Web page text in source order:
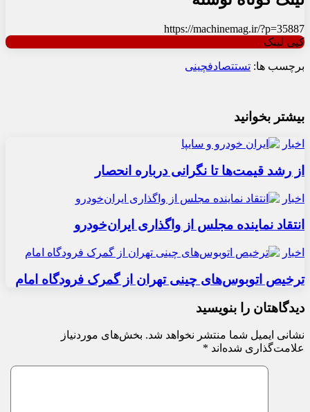
https://machinemag.ir/?p=35887
کپی لینک
برچسب ها: تستتصادفچینی
بیشتر بخوانید
اخبار
از رشد قیمت‌ها تا نگرانی درباره انحصار
اخبار
انتقاد نماینده مجلس از واگذاری ایران‌خودرو
اخبار
ترخیص اتوبوس‌های چینی تهران از گمرک فرودگاه امام
دیدگاهتان را بنویسید
نشانی ایمیل شما منتشر نخواهد شد. بخش‌های موردنیاز
علامت‌گذاری شده‌اند *